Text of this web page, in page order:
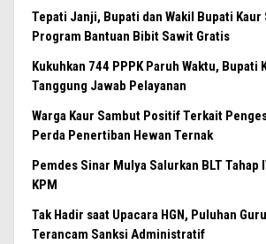
Tepati Janji, Bupati dan Wakil Bupati Kaur
Program Bantuan Bibit Sawit Gratis
Kukuhkan 744 PPPK Paruh Waktu, Bupati
Tanggung Jawab Pelayanan
Warga Kaur Sambut Positif Terkait
Perda Penertiban Hewan Ternak
Pemdes Sinar Mulya Salurkan BLT Tahap
KPM
Tak Hadir saat Upacara HGN, Puluhan
Terancam Sanksi Administratif